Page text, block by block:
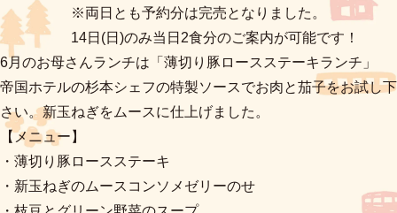
※両日とも予約分は完売となりました。
14日(日)のみ当日2食分のご案内が可能です！
6月のお母さんランチは「薄切り豚ロースステーキランチ」
帝国ホテルの杉本シェフの特製ソースでお肉と茄子をお試し下
さい。新玉ねぎをムースに仕上げました。
【メニュー】
・薄切り豚ロースステーキ
・新玉ねぎのムースコンソメゼリーのせ